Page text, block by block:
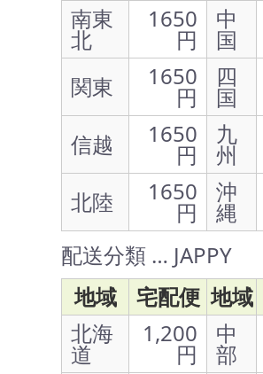
南東
北
1650
円
中
国
関東
1650
円
四
国
信越
1650
円
九
州
北陸
1650
円
沖
縄
配送分類 … JAPPY
地域
宅配便 地域
北海
道
1,200
円
中
部